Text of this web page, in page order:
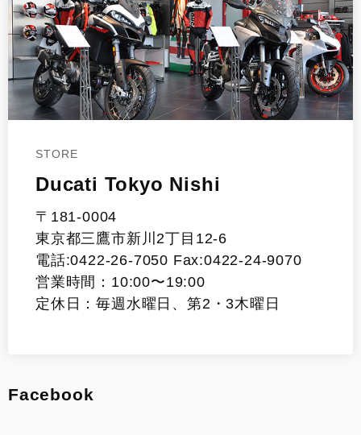
STORE
Ducati Tokyo Nishi
〒181-0004
東京都三鷹市新川2丁目12-6
電話:0422-26-7050 Fax:0422-24-9070
営業時間：10:00〜19:00
定休日：毎週水曜日、第2・3木曜日
Facebook